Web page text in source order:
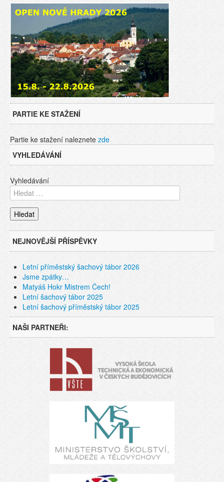
PARTIE KE STAŽENÍ
Partie ke stažení naleznetezde
VYHLEDÁVÁNÍ
Vyhledávání
NEJNOVĚJŠÍ PŘÍSPĚVKY
Letní příměstský šachový tábor 2026
Jsme zpátky…
Matyáš Hokr Mistrem Čech!
Letní šachový tábor 2025
Letní šachový příměstský tábor 2025
NAŠI PARTNEŘI: